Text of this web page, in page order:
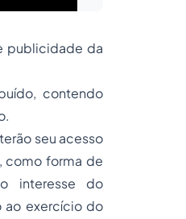
publicidade da
contendo
seu acesso
como forma de
interesse do
ao exercício do